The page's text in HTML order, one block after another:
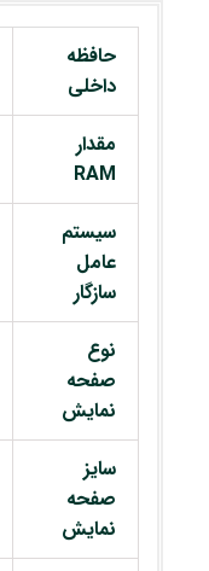
حافظه
داخلی
مقدار
RAM
سیستم
عامل
سازگار
نوع
صفحه
نمایش
سایز
صفحه
نمایش